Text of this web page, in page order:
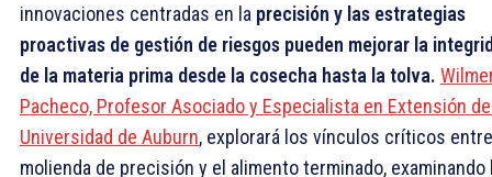
innovaciones centradas en la precisión y las estrategias
proactivas de gestión de riesgos pueden mejorar la
de la materia prima desde la cosecha hasta la tolva.
Pacheco, Profesor Asociado y Especialista en Extensión
Universidad de Auburn, explorará los vínculos críticos
molienda de precisión y el alimento terminado, examinando